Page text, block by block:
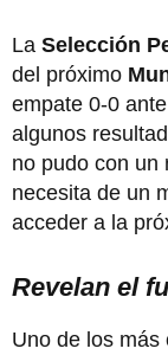
La Selección
del próximo
empate 0-0 ante
algunos
no pudo con un
necesita de un
acceder a la
Revelan el
Uno de los más